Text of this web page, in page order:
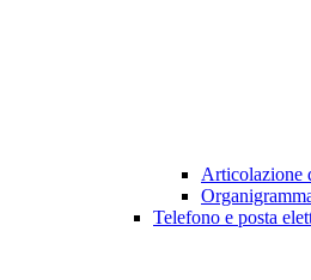
Articolazione
Telefono e posta